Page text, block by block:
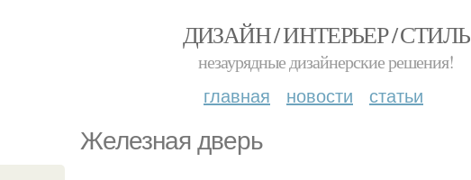
ДИЗАЙН / ИНТЕРЬЕР / СТИЛЬ
незаурядные дизайнерские решения!
главная новости статьи
Железная дверь